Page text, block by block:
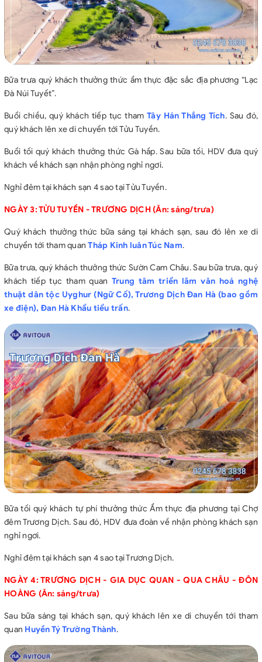
Bữa trưa quý khách thưởng thức ẩm thực đặc sắc địa phương “Lạc
Đà Núi Tuyết”.
Buổi chiều, quý khách tiếp tục thamTây Hán Thắng Tích. Sau đó,
quý khách lên xe di chuyển tới Tửu Tuyền.
Buổi tối quý khách thưởng thức Gà hấp. Sau bữa tối, HDV đưa quý
khách về khách sạn nhận phòng nghỉ ngơi.
Nghỉ đêm tại khách sạn 4 sao tại Tửu Tuyền.
NGÀY 3: TỬU TUYỀN - TRƯƠNG DỊCH (Ăn: sáng/trưa)
Quý khách thưởng thức bữa sáng tại khách sạn, sau đó lên xe di
chuyển tới tham quanTháp Kinh luân Túc Nam.
Bữa trưa, quý khách thưởng thức Sườn Cam Châu. Sau bữa trưa, quý
khách tiếp tục tham quan Trung tâm triển lãm văn hoá nghệ
thuật dân tộc Uyghur (Ngữ Cố), Trương Dịch Đan Hà (bao gồm
xe điện), Đan Hà Khẩu tiểu trấn.
Bữa tối quý khách tự phí thưởng thức Ẩm thực địa phương tại Chợ
đêm Trương Dịch. Sau đó, HDV đưa đoàn về nhận phòng khách sạn
nghỉ ngơi.
Nghỉ đêm tại khách sạn 4 sao tại Trương Dịch.
NGÀY 4: TRƯƠNG DỊCH - GIA DỤC QUAN - QUA CHÂU - ĐÔN
HOÀNG (Ăn: sáng/trưa)
Sau bữa sáng tại khách sạn, quý khách lên xe di chuyển tới tham
quan Huyền Tý Trường Thành.